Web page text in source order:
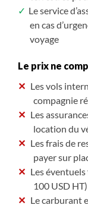
Le service
en cas
voyage
Le prix ne
Les vols
compagnie
Les
location du
Les frais de
payer sur
Les
100 USD HT)
Le carburant